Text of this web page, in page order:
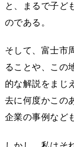
と、まるで子ど
のである。
そして、富士市
ることや、この
的な解説をまじ
去に何度かこの
企業の事例など